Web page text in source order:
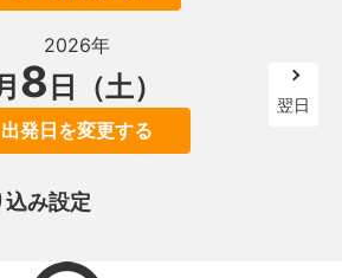
2026年
8 日（土）
出発日を変更する
翌日
み設定